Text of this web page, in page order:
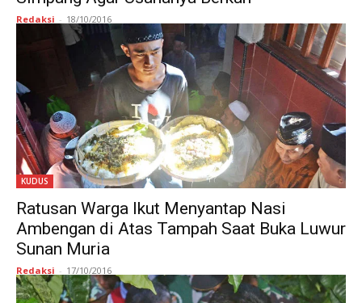
Redaksi - 18/10/2016
KUDUS
Ratusan Warga Ikut Menyantap Nasi
Ambengan di Atas Tampah Saat Buka Luwur
Sunan Muria
Redaksi - 17/10/2016